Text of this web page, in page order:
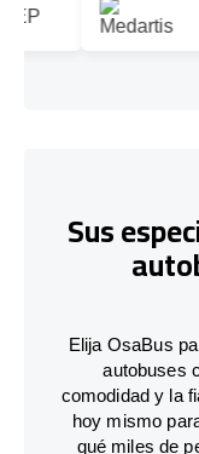
Sus
Elija OsaBus
autobuses
comodidad y la
hoy mismo
qué miles de